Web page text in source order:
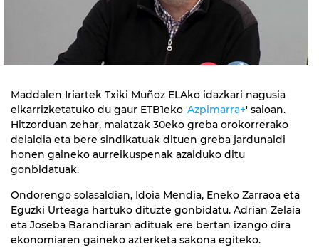
Maddalen Iriartek Txiki Muñoz ELAko idazkari nagusia
elkarrizketatuko du gaur ETB1eko 'Azpimarra+' saioan.
Hitzorduan zehar, maiatzak 30eko greba orokorrerako
deialdia eta bere sindikatuak dituen greba jardunaldi
honen gaineko aurreikuspenak azalduko ditu
gonbidatuak.
Ondorengo solasaldian, Idoia Mendia, Eneko Zarraoa eta
Eguzki Urteaga hartuko dituzte gonbidatu. Adrian Zelaia
eta Joseba Barandiaran adituak ere bertan izango dira
ekonomiaren gaineko azterketa sakona egiteko.